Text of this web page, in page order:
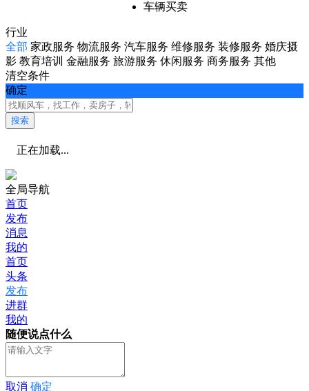
车辆买卖
行业
全部 家政服务 物流服务 汽车服务 维修服务 装修服务 婚庆摄
影 教育培训 金融服务 旅游服务 休闲服务 商务服务 其他
清空条件
确定
搜索
正在加载...
全局导航
首页
发布
消息
我的
首页
头条
发布
进群
我的
随便说点什么
取消 确定